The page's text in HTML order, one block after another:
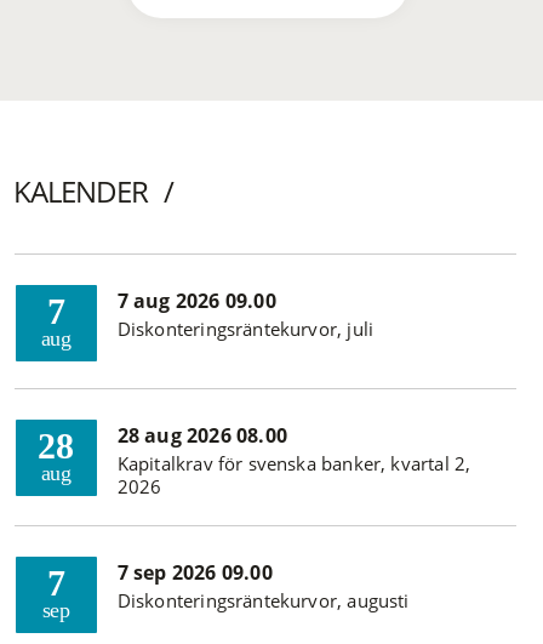
KALENDER
7
aug
7 aug 2026 09.00
Diskonteringsräntekurvor, juli
28
aug
28 aug 2026 08.00
Kapitalkrav för svenska banker, kvartal 2,
2026
7
sep
7 sep 2026 09.00
Diskonteringsräntekurvor, augusti